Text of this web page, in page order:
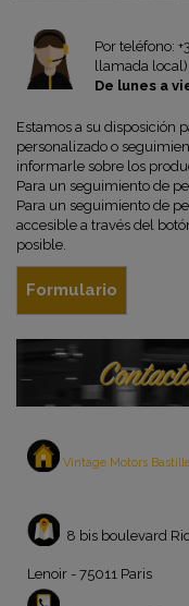
Por teléfono:
llamada local)
De lunes a
Estamos a su disposición
personalizado o
informarle sobre los
Para un seguimiento de
Para un seguimiento de
accesible a través del
posible.
Formulario
Vintage Motors
8 bis boulevard
Lenoir - 75011 Paris